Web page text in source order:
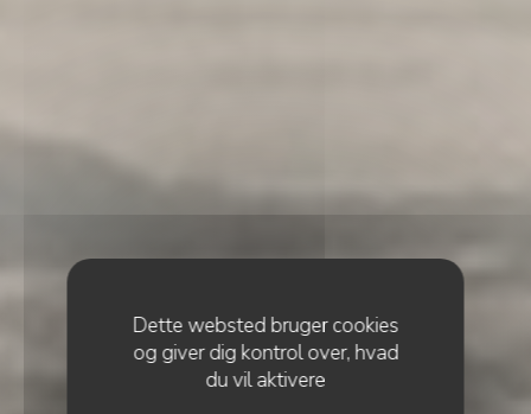
Dette websted bruger cookies
og giver dig kontrol over, hvad
du vil aktivere